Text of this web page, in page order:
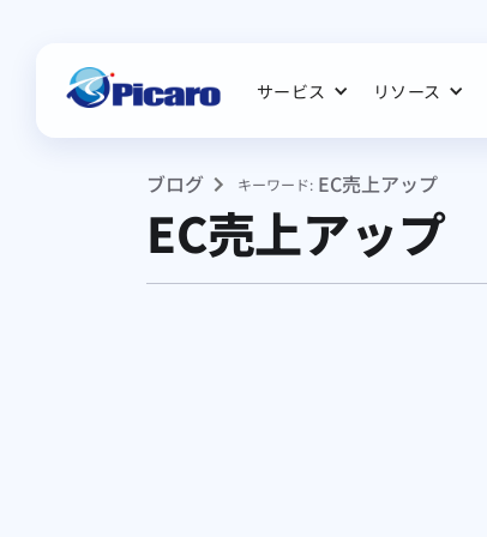
サービス リソース
ブログ キーワード: EC売上アップ
EC売上アップ